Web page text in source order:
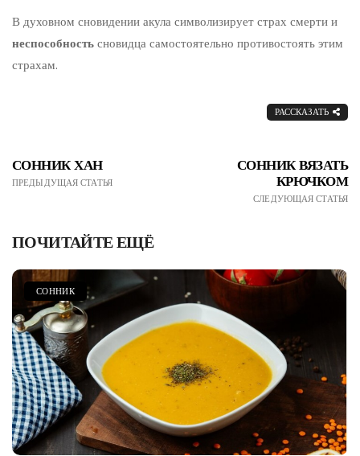
В духовном сновидении акула символизирует страх смерти и
неспособностьсновидца самостоятельно противостоять этим
страхам.
РАССКАЗАТЬ
СОННИК ХАН
ПРЕДЫДУЩАЯ СТАТЬЯ
СОННИК ВЯЗАТЬ
КРЮЧКОМ
СЛЕДУЮЩАЯ СТАТЬЯ
ПОЧИТАЙТЕ ЕЩЁ
СОННИК